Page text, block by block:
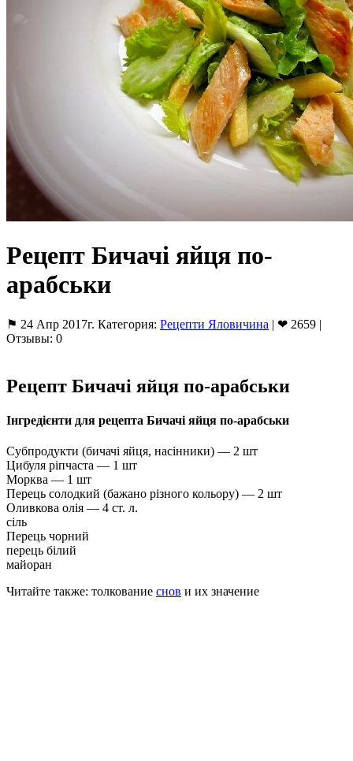
Рецепт Бичачі яйця по-
арабськи
⚑ 24 Апр 2017г. Категория: Рецепти Яловичина | ❤ 2659 |
Отзывы: 0
Рецепт Бичачі яйця по-арабськи
Інгредієнти для рецепта Бичачі яйця по-арабськи
Субпродукти (бичачі яйця, насінники) — 2 шт
Цибуля ріпчаста — 1 шт
Морква — 1 шт
Перець солодкий (бажано різного кольору) — 2 шт
Оливкова олія — ​​4 ст. л.
сіль
Перець чорний
перець білий
майоран
Читайте также: толкование снов и их значение